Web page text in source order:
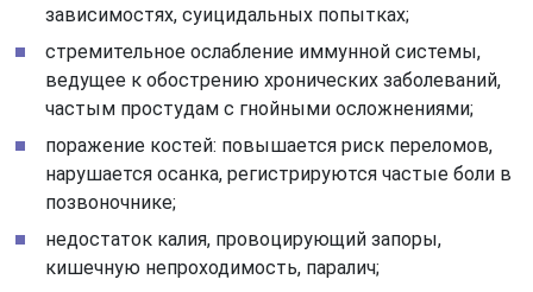
зависимостях, суицидальных попытках;
стремительное ослабление иммунной системы,
ведущее к обострению хронических заболеваний,
частым простудам с гнойными осложнениями;
поражение костей: повышается риск переломов,
нарушается осанка, регистрируются частые боли в
позвоночнике;
недостаток калия, провоцирующий запоры,
кишечную непроходимость, паралич;